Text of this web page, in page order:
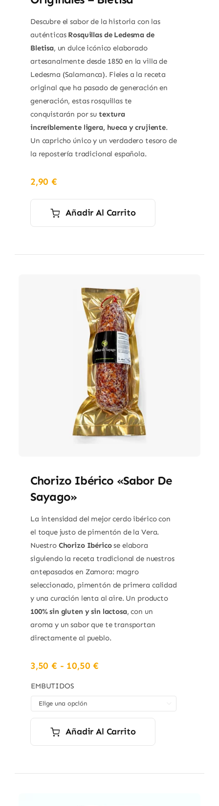
Descubre el sabor de la historia con las
auténticas Rosquillas de Ledesma de
Bletisa, un dulce icónico elaborado
artesanalmente desde 1850 en la villa de
Ledesma (Salamanca). Fieles a la receta
original que ha pasado de generación en
generación, estas rosquillas te
conquistarán por su textura
increíblemente ligera, hueca y crujiente.
Un capricho único y un verdadero tesoro de
la repostería tradicional española.
2,90€
Añadir Al Carrito
Chorizo Ibérico «Sabor De
Sayago»
La intensidad del mejor cerdo ibérico con
el toque justo de pimentón de la Vera.
Nuestro Chorizo Ibéricose elabora
siguiendo la receta tradicional de nuestros
antepasados en Zamora: magro
seleccionado, pimentón de primera calidad
y una curación lenta al aire. Un producto
100% sin gluten y sin lactosa, con un
aroma y un sabor que te transportan
directamente al pueblo.
3,50€ - 10,50€Rango
desde
3,50 €
hasta
10,50 €
EMBUTIDOS
Añadir Al Carrito